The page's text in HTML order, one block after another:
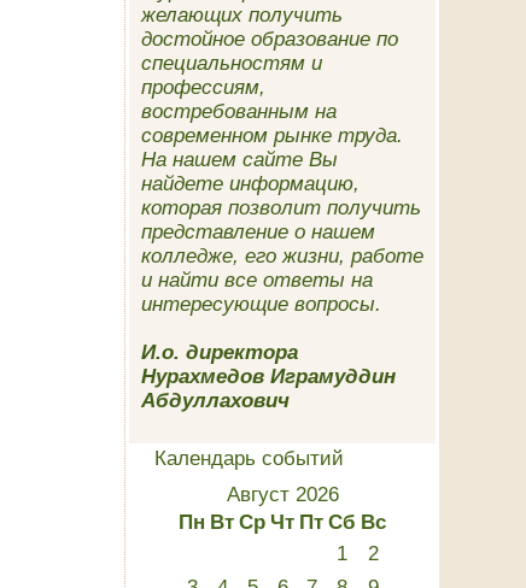
желающих получить
достойное образование по
специальностям и
профессиям,
востребованным на
современном рынке труда.
На нашем сайте Вы
найдете информацию,
которая позволит получить
представление о нашем
колледже, его жизни, работе
и найти все ответы на
интересующие вопросы.
И.о. директора
Нурахмедов Играмуддин
Абдуллахович
Календарь событий
Август 2026
Пн Вт Ср Чт Пт Сб Вс
1
2